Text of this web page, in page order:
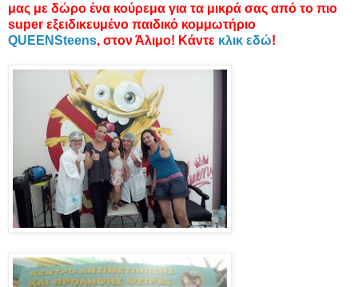
μας με δώρο ένα κούρεμα για τα μικρά σας από το πιο
super εξειδικευμένο παιδικό κομμωτήριο
QUEENSteens, στον Άλιμο! Κάντε κλικ εδώ!